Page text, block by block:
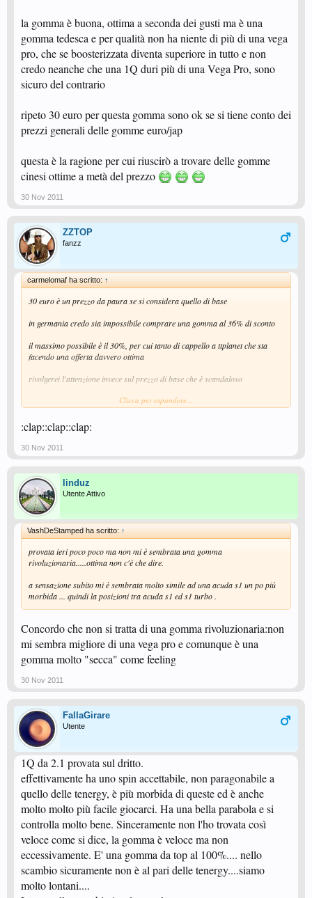
la gomma è buona, ottima a seconda dei gusti ma è una
gomma tedesca e per qualità non ha niente di più di una vega
pro, che se boosterizzata diventa superiore in tutto e non
credo neanche che una 1Q duri più di una Vega Pro, sono
sicuro del contrario
ripeto 30 euro per questa gomma sono ok se si tiene conto dei
prezzi generali delle gomme euro/jap
questa è la ragione per cui riuscirò a trovare delle gomme
cinesi ottime a metà del prezzo
30 Nov 2011
ZZTOP
fanzz
carmelomaf ha scritto: ↑
30 euro è un prezzo da paura se si considera quello di base
in germania credo sia impossibile comprare una gomma al 36% di sconto
il massimo possibile è il 30%, per cui tanto di cappello a ttplanet che sta
facendo una offerta davvero ottima
rivolgerei l'attenzione invece sul prezzo di base che è scandaloso
la gomma è buona, ottima a seconda dei gusti ma è una gomma tedesca e
superiore in tutto e non credo neanche che una 1Q duri più di una Vega Pro,
sono sicuro del contrario
ripeto 30 euro per questa gomma sono ok se si tiene conto dei prezzi
generali delle gomme euro/jap
questa è la ragione per cui riuscirò a trovare delle gomme cinesi ottime a
metà del prezzo
Clicca per espandere...
:clap::clap::clap:
30 Nov 2011
linduz
Utente Attivo
VashDeStamped ha scritto: ↑
provata ieri poco poco ma non mi è sembrata una gomma
rivoluzionaria.....ottima non c'è che dire.
a sensazione subito mi è sembrata molto simile ad una acuda s1 un po più
morbida ... quindi la posizioni tra acuda s1 ed s1 turbo .
Concordo che non si tratta di una gomma rivoluzionaria:non
mi sembra migliore di una vega pro e comunque è una
gomma molto "secca" come feeling
30 Nov 2011
FallaGirare
Utente
1Q da 2.1 provata sul dritto.
effettivamente ha uno spin accettabile, non paragonabile a
quello delle tenergy, è più morbida di queste ed è anche
molto molto più facile giocarci. Ha una bella parabola e si
controlla molto bene. Sinceramente non l'ho trovata così
veloce come si dice, la gomma è veloce ma non
eccessivamente. E' una gomma da top al 100%.... nello
scambio sicuramente non è al pari delle tenergy....siamo
molto lontani....